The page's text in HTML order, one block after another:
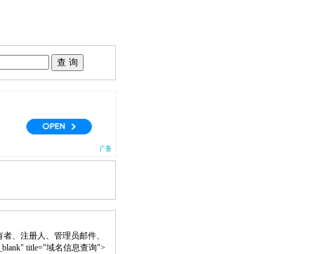
、注册人、管理员邮件、
title="域名信息查询">